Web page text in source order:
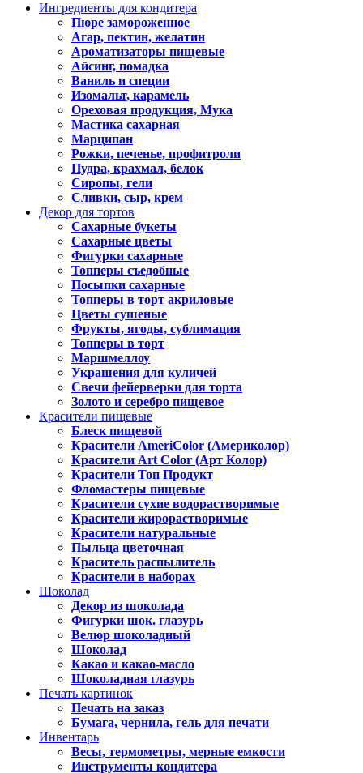
Ингредиенты для кондитера
Пюре замороженное
Агар, пектин, желатин
Ароматизаторы пищевые
Айсинг, помадка
Ваниль и специи
Изомальт, карамель
Ореховая продукция, Мука
Мастика сахарная
Марципан
Рожки, печенье, профитроли
Пудра, крахмал, белок
Сиропы, гели
Сливки, сыр, крем
Декор для тортов
Сахарные букеты
Сахарные цветы
Фигурки сахарные
Топперы съедобные
Посыпки сахарные
Топперы в торт акриловые
Цветы сушеные
Фрукты, ягоды, сублимация
Топперы в торт
Маршмеллоу
Украшения для куличей
Свечи фейерверки для торта
Золото и серебро пищевое
Красители пищевые
Блеск пищевой
Красители AmeriColor (Америколор)
Красители Art Color (Арт Колор)
Красители Топ Продукт
Фломастеры пищевые
Красители сухие водорастворимые
Красители жирорастворимые
Красители натуральные
Пыльца цветочная
Краситель распылитель
Красители в наборах
Шоколад
Декор из шоколада
Фигурки шок. глазурь
Велюр шоколадный
Шоколад
Какао и какао-масло
Шоколадная глазурь
Печать картинок
Печать на заказ
Бумага, чернила, гель для печати
Инвентарь
Весы, термометры, мерные емкости
Инструменты кондитера